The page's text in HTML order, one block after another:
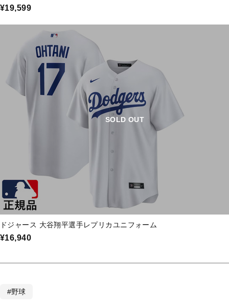
¥19,599
SOLD OUT
ドジャース 大谷翔平選手レプリカユニフォーム
¥16,940
#野球